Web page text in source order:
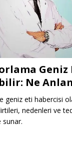
Geniz
Ne
geniz eti habercisi
nedenleri ve
sunar.